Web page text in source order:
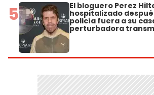
5 El bloguero Perez
hospitalizado
policía fuera a su
perturbadora